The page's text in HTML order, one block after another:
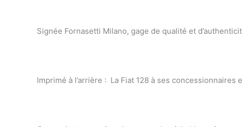
Signée Fornasetti Milano, gage de qualité et
Imprimé à l’arrière : La Fiat 128 à ses concessionnaires